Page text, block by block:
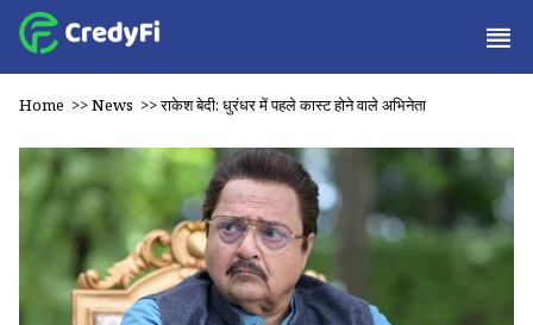
Home >>News >>राकेश बेदी: धुरंधर में पहले कास्ट होने वाले अभिनेता